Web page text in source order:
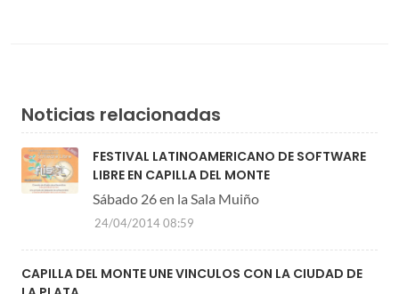
Noticias relacionadas
FESTIVAL LATINOAMERICANO DE SOFTWARE
LIBRE EN CAPILLA DEL MONTE
Sábado 26 en la Sala Muiño
24/04/2014 08:59
CAPILLA DEL MONTE UNE VINCULOS CON LA CIUDAD DE